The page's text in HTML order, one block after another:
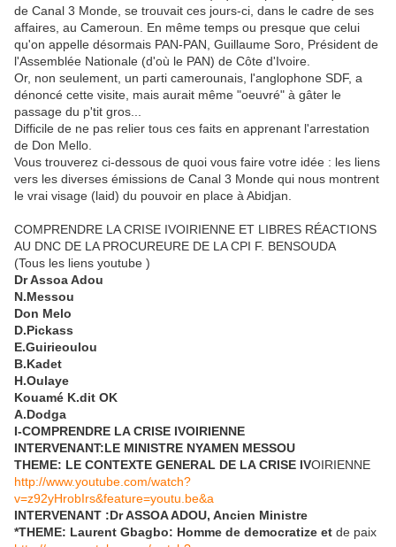
de Canal 3 Monde, se trouvait ces jours-ci, dans le cadre de ses
affaires, au Cameroun. En même temps ou presque que celui
qu'on appelle désormais PAN-PAN, Guillaume Soro, Président de
l'Assemblée Nationale (d'où le PAN) de Côte d'Ivoire.
Or, non seulement, un parti camerounais, l'anglophone SDF, a
dénoncé cette visite, mais aurait même "oeuvré" à gâter le
passage du p'tit gros...
Difficile de ne pas relier tous ces faits en apprenant l'arrestation
de Don Mello.
Vous trouverez ci-dessous de quoi vous faire votre idée : les liens
vers les diverses émissions de Canal 3 Monde qui nous montrent
le vrai visage (laid) du pouvoir en place à Abidjan.
COMPRENDRE LA CRISE IVOIRIENNE ET LIBRES RÉACTIONS
AU DNC DE LA PROCUREURE DE LA CPI F. BENSOUDA
(Tous les liens youtube )
Dr Assoa Adou
N.Messou
Don Melo
D.Pickass
E.Guirieoulou
B.Kadet
H.Oulaye
Kouamé K.dit OK
A.Dodga
I-COMPRENDRE LA CRISE IVOIRIENNE
INTERVENANT:LE MINISTRE NYAMEN MESSOU
THEME: LE CONTEXTE GENERAL DE LA CRISE IVOIRIENNE
http://www.youtube.com/watch?
v=z92yHrobIrs&feature=youtu.be&a
INTERVENANT :Dr ASSOA ADOU, Ancien Ministre
*THEME: Laurent Gbagbo: Homme de democratize et de paix